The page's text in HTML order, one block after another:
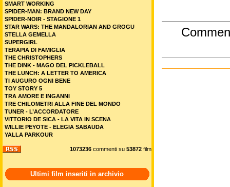
SMART WORKING
SPIDER-MAN: BRAND NEW DAY
SPIDER-NOIR - STAGIONE 1
STAR WARS: THE MANDALORIAN AND GROGU
STELLA GEMELLA
SUPERGIRL
TERAPIA DI FAMIGLIA
THE CHRISTOPHERS
THE DINK - MAGO DEL PICKLEBALL
THE LUNCH: A LETTER TO AMERICA
TI AUGURO OGNI BENE
TOY STORY 5
TRA AMORE E INGANNI
TRE CHILOMETRI ALLA FINE DEL MONDO
TUNER - L’ACCORDATORE
VITTORIO DE SICA - LA VITA IN SCENA
WILLIE PEYOTE - ELEGIA SABAUDA
YALLA PARKOUR
1073236 commenti su 53872 film
Ultimi film inseriti in archivio